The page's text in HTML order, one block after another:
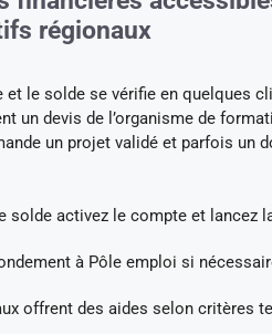
régionaux
et le solde se vérifie en quelques
un devis de l’organisme de
un projet validé et parfois un
solde activez le compte et lancez
à Pôle emploi si
offrent des aides selon critères